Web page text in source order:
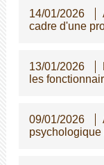
14/01/2026
cadre d'une
13/01/2026
les
09/01/2026